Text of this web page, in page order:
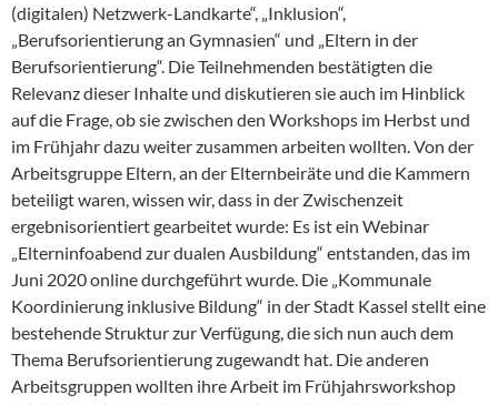
(digitalen) Netzwerk-Landkarte“, „Inklusion“,
„Berufsorientierung an Gymnasien“ und „Eltern in der
Berufsorientierung“. Die Teilnehmenden bestätigten die
Relevanz dieser Inhalte und diskutieren sie auch im Hinblick
auf die Frage, ob sie zwischen den Workshops im Herbst und
im Frühjahr dazu weiter zusammen arbeiten wollten. Von der
Arbeitsgruppe Eltern, an der Elternbeiräte und die Kammern
beteiligt waren, wissen wir, dass in der Zwischenzeit
ergebnisorientiert gearbeitet wurde: Es ist ein Webinar
„Elterninfoabend zur dualen Ausbildung“ entstanden, das im
Juni 2020 online durchgeführt wurde. Die „Kommunale
Koordinierung inklusive Bildung“ in der Stadt Kassel stellt eine
bestehende Struktur zur Verfügung, die sich nun auch dem
Thema Berufsorientierung zugewandt hat. Die anderen
Arbeitsgruppen wollten ihre Arbeit im Frühjahrsworkshop